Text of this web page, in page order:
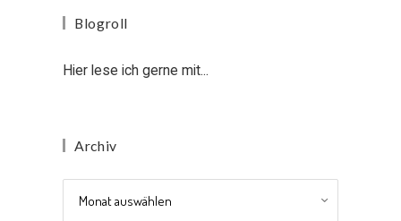
Blogroll
Hier lese ich gerne mit...
Archiv